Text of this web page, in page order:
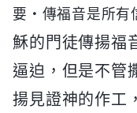
要・傳福音是所有
穌的門徒傳揚福
逼迫，但是不管
揚見證神的作工